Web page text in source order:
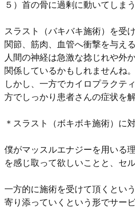
５）首の骨に過剰に動いてしま
スラスト（バキバキ施術）を受
関節、筋肉、血管へ衝撃を与え
人間の神経は急激な捻じれや外
関係しているかもしれませんね。
しかし、一方でカイロプラクテ
方でしっかり患者さんの症状を
＊スラスト（ボキボキ施術）に
僕がマッスルエナジーを用いる
を感じ取って欲しいことと、セ
一方的に施術を受けて頂くとい
寄り添っていくという形でサー